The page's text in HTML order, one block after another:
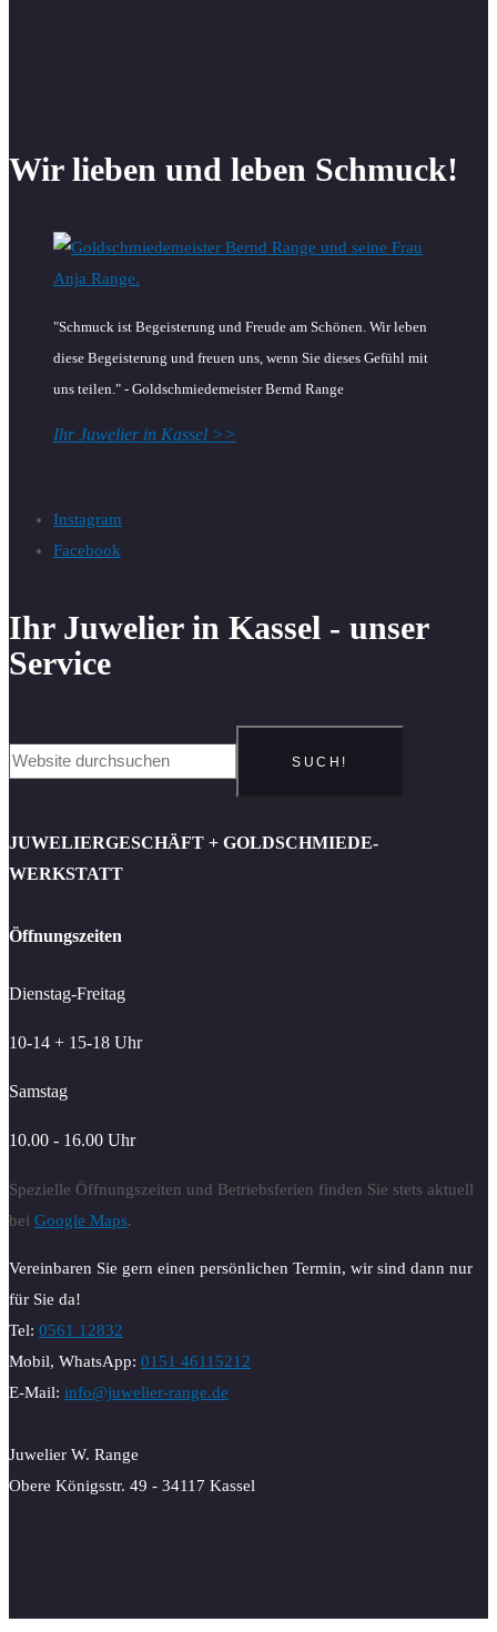
Wir lieben und leben Schmuck!
"Schmuck ist Begeisterung und Freude am Schönen. Wir leben
diese Begeisterung und freuen uns, wenn Sie dieses Gefühl mit
uns teilen." - Goldschmiedemeister Bernd Range
Ihr Juwelier in Kassel >>
Instagram
Facebook
Ihr Juwelier in Kassel - unser
Service
SUCH!
JUWELIERGESCHÄFT + GOLDSCHMIEDE-
WERKSTATT
Öffnungszeiten
Dienstag-Freitag
10-14 + 15-18 Uhr
Samstag
10.00 - 16.00 Uhr
Spezielle Öffnungszeiten und Betriebsferien finden Sie stets aktuell
bei Google Maps.
Vereinbaren Sie gern einen persönlichen Termin, wir sind dann nur
für Sie da!
Tel: 0561 12832
Mobil, WhatsApp: 0151 46115212
E-Mail: info@juwelier-range.de
Juwelier W. Range
Obere Königsstr. 49 - 34117 Kassel